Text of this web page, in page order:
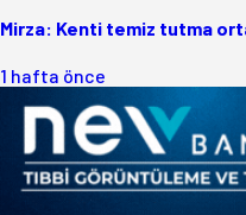
Mirza: Kenti temiz tutma
1 hafta önce